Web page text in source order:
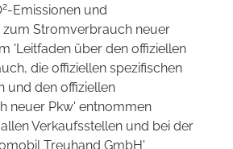
2-Emissionen und
Stromverbrauch neuer
'Leitfaden über den offiziellen
die offiziellen spezifischen
und den offiziellen
neuer Pkw' entnommen
Verkaufsstellen und bei der
Treuhand GmbH'